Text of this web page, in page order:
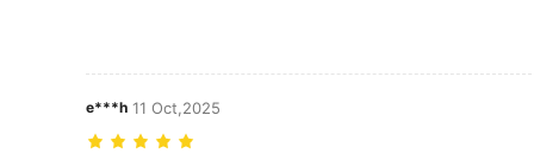
e***h 11 Oct,2025